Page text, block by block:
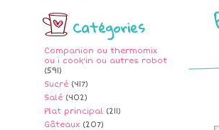
Catégories
Companion ou thermomix
ou i cook'in ou autres robot
(591)
Sucré (417)
Salé (402)
Plat principal (211)
Gâteaux (207)